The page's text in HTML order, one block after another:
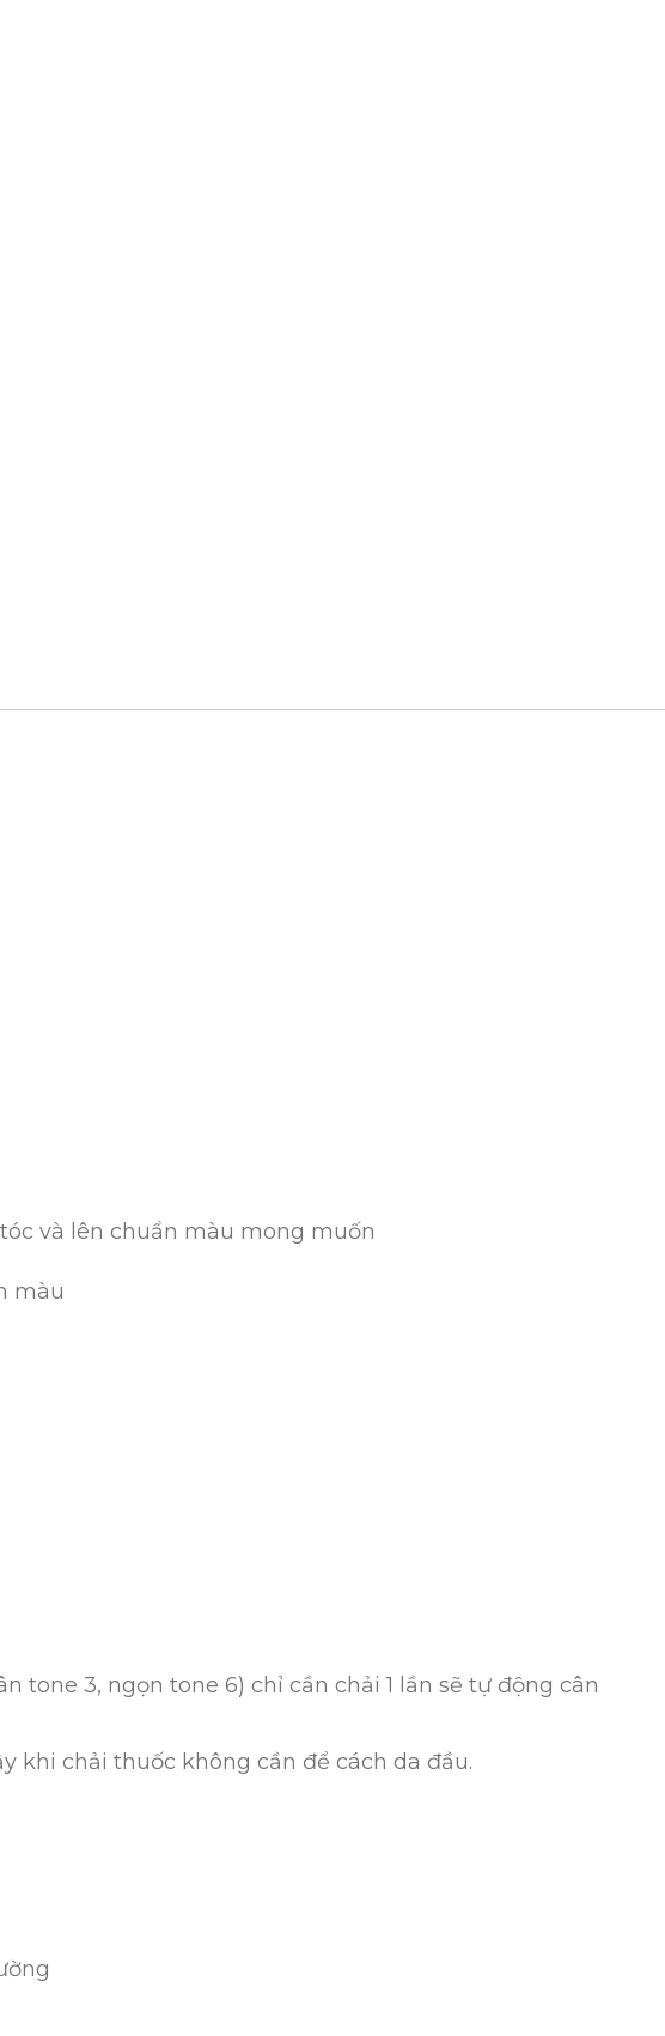
và lên chuẩn màu mong muốn
màu
tone 3, ngọn tone 6) chỉ cần chải 1 lần sẽ tự động cân
khi chải thuốc không cần để cách da đầu.